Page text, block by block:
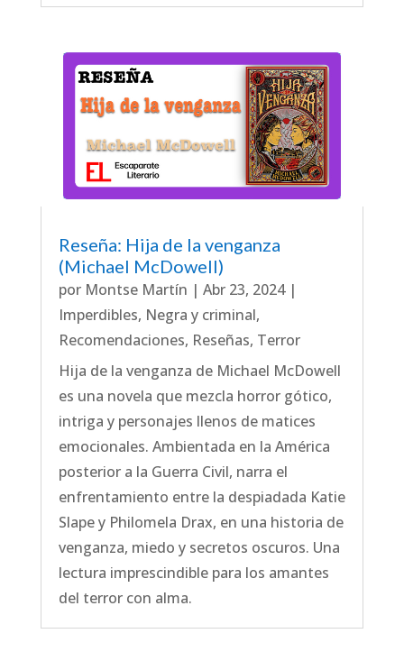
Reseña: Hija de la venganza
(Michael McDowell)
por Montse Martín | Abr 23, 2024|
Imperdibles, Negra y criminal,
Recomendaciones, Reseñas, Terror
Hija de la venganza de Michael McDowell
es una novela que mezcla horror gótico,
intriga y personajes llenos de matices
emocionales. Ambientada en la América
posterior a la Guerra Civil, narra el
enfrentamiento entre la despiadada Katie
Slape y Philomela Drax, en una historia de
venganza, miedo y secretos oscuros. Una
lectura imprescindible para los amantes
del terror con alma.